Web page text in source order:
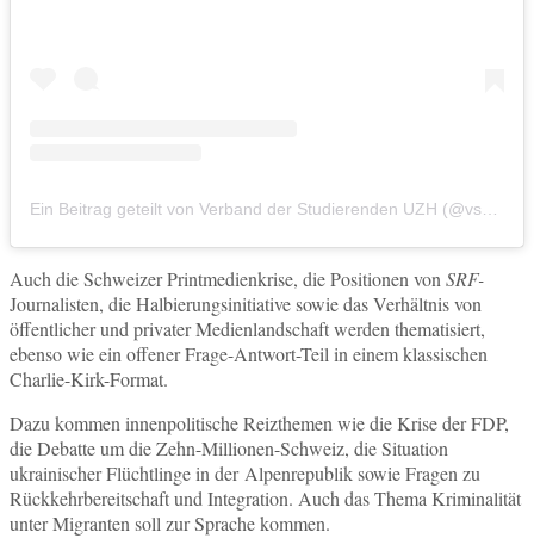
Auch die Schweizer Printmedienkrise, die Positionen von SRF-
Journalisten, die Halbierungsinitiative sowie das Verhältnis von
öffentlicher und privater Medienlandschaft werden thematisiert,
ebenso wie ein offener Frage-Antwort-Teil in einem klassischen
Charlie-Kirk-Format.
Dazu kommen innenpolitische Reizthemen wie die Krise der FDP,
die Debatte um die Zehn-Millionen-Schweiz, die Situation
ukrainischer Flüchtlinge in der Alpenrepublik sowie Fragen zu
Rückkehrbereitschaft und Integration. Auch das Thema Kriminalität
unter Migranten soll zur Sprache kommen.